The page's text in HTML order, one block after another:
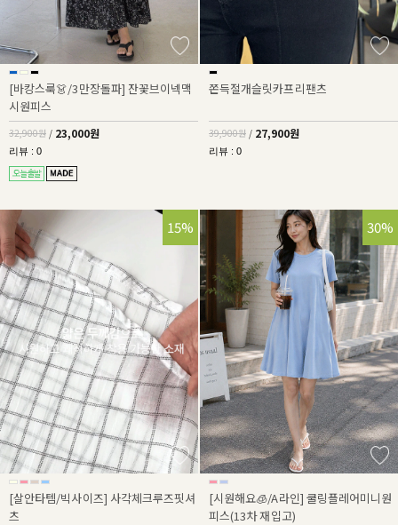
[바캉스룩👗/3만장돌파] 잔꽃브이넥맥
시원피스
32,900원 / 23,000원
리뷰 : 0
쫀득절개슬릿카프리팬츠
39,900원 / 27,900원
리뷰 : 0
15%
[살안타템/빅사이즈] 사각체크루즈핏셔
츠
30%
[시원해요🧊/A라인] 쿨링플레어미니원
피스(13차 재입고)